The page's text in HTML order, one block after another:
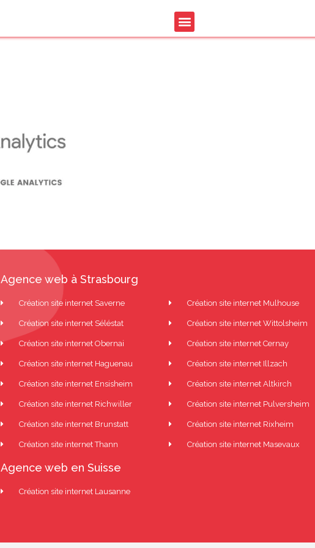
Agence web à Strasbourg
Création site internet Saverne
Création site internet Séléstat
Création site internet Obernai
Création site internet Haguenau
Création site internet Ensisheim
Création site internet Richwiller
Création site internet Brunstatt
Création site internet Thann
Création site internet Mulhouse
Création site internet Wittolsheim
Création site internet Cernay
Création site internet Illzach
Création site internet Altkirch
Création site internet Pulversheim
Création site internet Rixheim
Création site internet Masevaux
Agence web en Suisse
Création site internet Lausanne